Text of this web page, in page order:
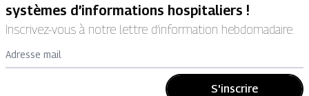
systèmes d’informations hospitaliers !
Inscrivez-vous à notre lettre d’information hebdomadaire.
Adresse mail
S'inscrire